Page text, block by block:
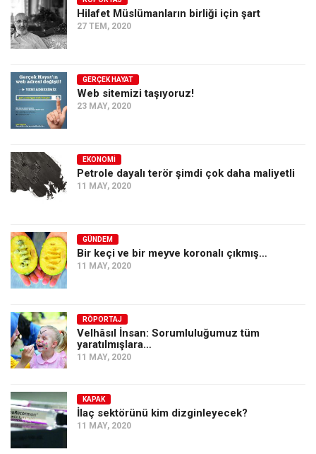
Ekonomi
Spor
Sağlık
Gıda-Beslenme
Türkiye
Siyaset
Dünya
Asya
Amerika
Avustralya
Tarih
Düşünce
Dosyalar
Hilafet Müslümanların birliği için şart
27 TEM, 2020
GERÇEK HAYAT
Web sitemizi taşıyoruz!
23 MAY, 2020
EKONOMI
Petrole dayalı terör şimdi çok daha maliyetli
11 MAY, 2020
GÜNDEM
Bir keçi ve bir meyve koronalı çıkmış…
11 MAY, 2020
RÖPORTAJ
Velhâsıl İnsan: Sorumluluğumuz tüm
yaratılmışlara…
11 MAY, 2020
KAPAK
İlaç sektörünü kim dizginleyecek?
11 MAY, 2020